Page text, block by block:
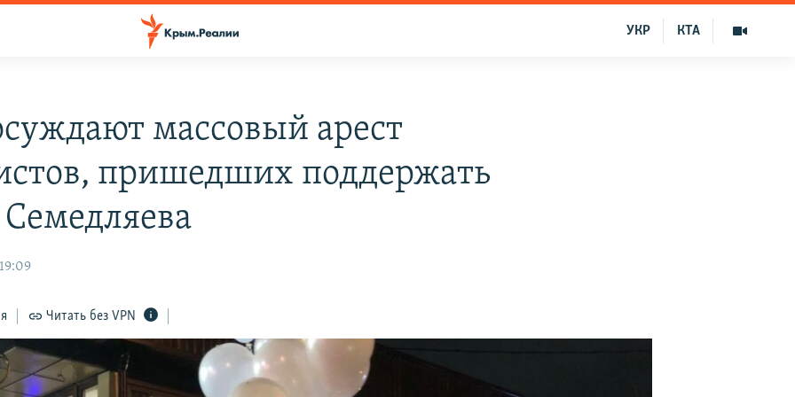
КТА
УКР
массовый арест
пришедших поддержать
Читать без VPN